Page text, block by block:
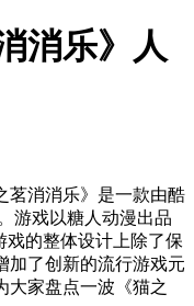
消乐》人
茗消消乐》是一款由酷
游戏以糖人动漫出品
戏的整体设计上除了保
加了创新的流行游戏元
大家盘点一波《猫之